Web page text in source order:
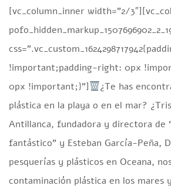
[vc_column_inner width=”2/
!important;padding-right: 0px
0px !important;}”]
¿Te has
plástica en la playa o en el mar?
Antillanca, fundadora y directora de
fantástico” y Esteban García-Peña,
pesquerías y plásticos en Oceana,
contaminación plástica en los mares